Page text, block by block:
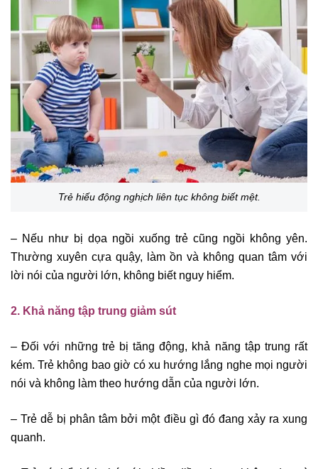
Trẻ hiếu động nghịch liên tục không biết mệt.
– Nếu như bị dọa ngồi xuống trẻ cũng ngồi không yên.
Thường xuyên cựa quậy, làm ồn và không quan tâm với
lời nói của người lớn, không biết nguy hiểm.
2. Khả năng tập trung giảm sút
– Đối với những trẻ bị tăng động, khả năng tập trung rất
kém. Trẻ không bao giờ có xu hướng lắng nghe mọi người
nói và không làm theo hướng dẫn của người lớn.
– Trẻ dễ bị phân tâm bởi một điều gì đó đang xảy ra xung
quanh.